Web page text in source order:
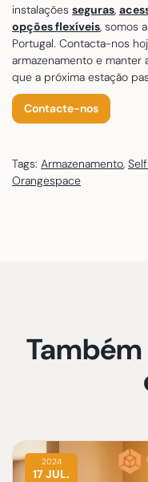
instalações seguras,
opções flexíveis, somos
Portugal. Contacta-nos
armazenamento e manter
que a próxima estação
Contacte-nos
Tags: Armazenamento,
Orangespace
2024
17 JUL.